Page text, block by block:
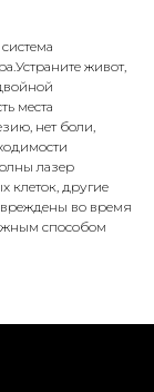
живот,
места
нет боли,
лазер
клеток, другие
во время
способом